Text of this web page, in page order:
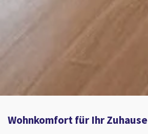
Wohnkomfort für Ihr Zuhause